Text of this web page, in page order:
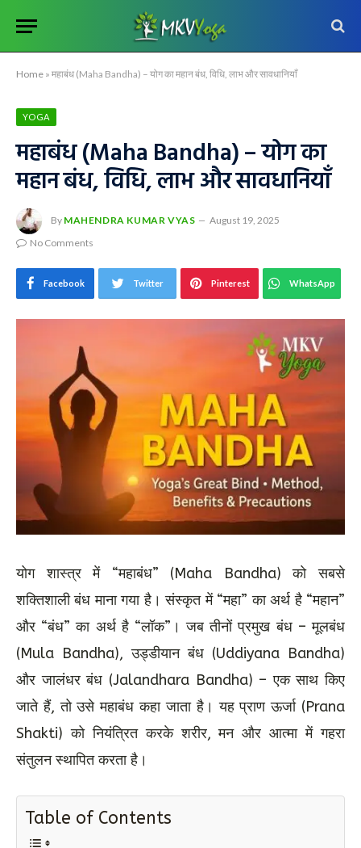
Home » महाबंध (Maha Bandha) – योग का महान बंध, विधि, लाभ और सावधानियाँ
YOGA
महाबंध (Maha Bandha) – योग का
महान बंध, विधि, लाभ और सावधानियाँ
By MAHENDRA KUMAR VYAS
August 19, 2025
No Comments
Facebook Twitter Pinterest WhatsApp
योग शास्त्र में “महाबंध” (Maha Bandha) को सबसे
शक्तिशाली बंध माना गया है। संस्कृत में “महा” का अर्थ है “महान”
और “बंध” का अर्थ है “लॉक”। जब तीनों प्रमुख बंध – मूलबंध
(Mula Bandha), उड्डीयान बंध (Uddiyana Bandha)
और जालंधर बंध (Jalandhara Bandha) – एक साथ किए
जाते हैं, तो उसे महाबंध कहा जाता है। यह प्राण ऊर्जा (Prana
Shakti) को नियंत्रित करके शरीर, मन और आत्मा में गहरा
संतुलन स्थापित करता है।
Table of Contents